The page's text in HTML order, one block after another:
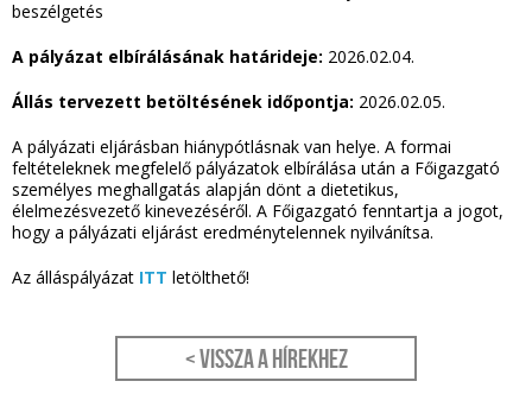
beszélgetés
A pályázat elbírálásának határideje: 2026.02.04.
Állás tervezett betöltésének időpontja: 2026.02.05.
A pályázati eljárásban hiánypótlásnak van helye. A formai
feltételeknek megfelelő pályázatok elbírálása után a Főigazgató
személyes meghallgatás alapján dönt a dietetikus,
élelmezésvezető kinevezéséről. A Főigazgató fenntartja a jogot,
hogy a pályázati eljárást eredménytelennek nyilvánítsa.
Az álláspályázat ITT letölthető!
< Vissza a hírekhez